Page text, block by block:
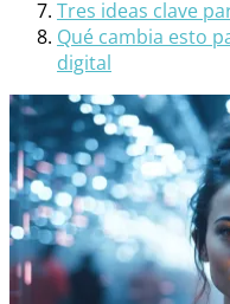
Tres ideas clave
Qué cambia esto
digital